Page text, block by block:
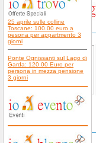
25 aprile sulle colline
Toscane: 100.00 euro a
pesona per appartmento 3
giorni
Ponte Ognissanti sul Lago di
Garda: 120.00 Euro per
persona in mezza pensione
3 giorni